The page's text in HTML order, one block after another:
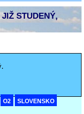
STUDENÝ,
O2 SLOVENSKO